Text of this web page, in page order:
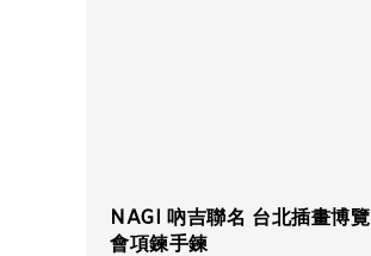
NAGI 吶吉聯名 台北插畫博覽
會項鍊手鍊